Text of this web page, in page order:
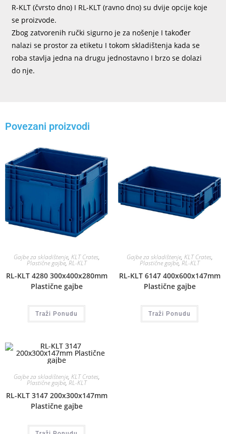
R-KLT (čvrsto dno) I RL-KLT (ravno dno) su dvije opcije koje
se proizvode.
Zbog zatvorenih ručki sigurno je za nošenje I također
nalazi se prostor za etiketu I tokom skladištenja kada se
roba stavlja jedna na drugu jednostavno I brzo se dolazi
do nje.
Povezani proizvodi
Gajbe za skladištenje, KLT Crates,
Plastične gajbe,RL-KLT
RL-KLT 4280 300x400x280mm
Plastične gajbe
Traži Ponudu
Gajbe za skladištenje, KLT Crates,
Plastične gajbe,RL-KLT
RL-KLT 6147 400x600x147mm
Plastične gajbe
Traži Ponudu
Gajbe za skladištenje, KLT Crates,
Plastične gajbe,RL-KLT
RL-KLT 3147 200x300x147mm
Plastične gajbe